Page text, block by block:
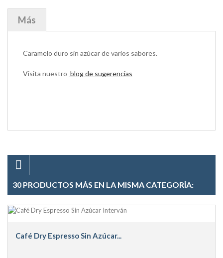
Más
Caramelo duro sin azúcar de varios sabores.
Visita nuestro blog de sugerencias
30 PRODUCTOS MÁS EN LA MISMA CATEGORÍA:
Café Dry Espresso Sin Azúcar...